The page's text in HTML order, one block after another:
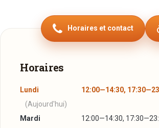
Vous avez la possibilité de réserver le
Pour votre confort, nous sommes
Horaires et contact
Horaires
Lundi
12:00—14:30,
(Aujourd'hui)
Mardi
12:00—14:30,